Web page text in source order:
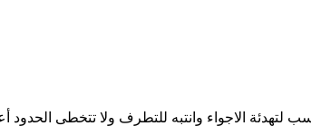
لتهدئة الاجواء وانتبه للتطرف ولا تتخطى